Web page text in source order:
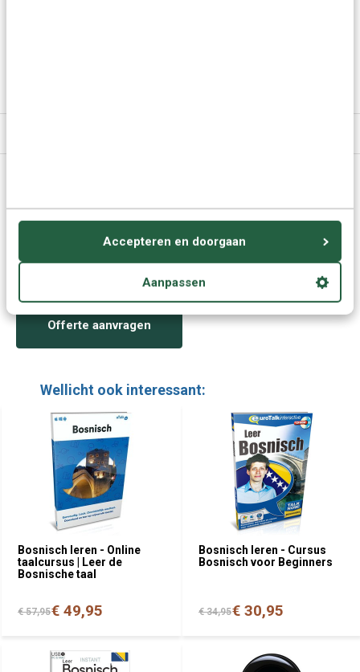
Accepteren en doorgaan
Aanpassen
Vraag het onze experts.
nodig?
Offerte aanvragen
Wellicht ook interessant:
Bosnisch leren - Online
taalcursus | Leer de
Bosnische taal
€ 57,95€ 49,95
Bosnisch leren - Cursus
Bosnisch voor Beginners
€ 34,95€ 30,95